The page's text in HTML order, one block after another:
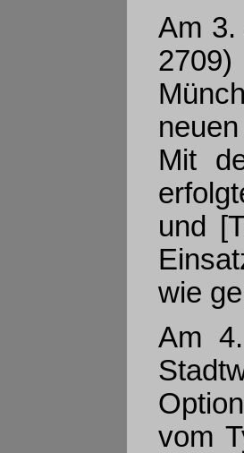
Am 3.
Mit
und
wie
Am
vom